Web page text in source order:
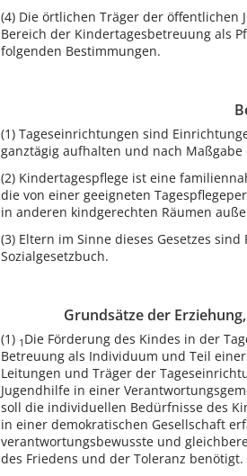
(4) Die örtlichen Träger der
Bereich der Kindertagesbetreuung als
folgenden Bestimmungen.
(1) Tageseinrichtungen sind
ganztägig aufhalten und nach
(2) Kindertagespflege ist eine
die von einer geeigneten
in anderen kindgerechten Räumen
(3) Eltern im Sinne dieses Gesetzes
Sozialgesetzbuch.
Grundsätze der
(1) 1 Die Förderung des Kindes in der
Betreuung als Individuum und Teil
Leitungen und Träger der
Jugendhilfe in einer
soll die individuellen Bedürfnisse des
in einer demokratischen Gesellschaft
verantwortungsbewusste und
des Friedens und der Toleranz benötigt.